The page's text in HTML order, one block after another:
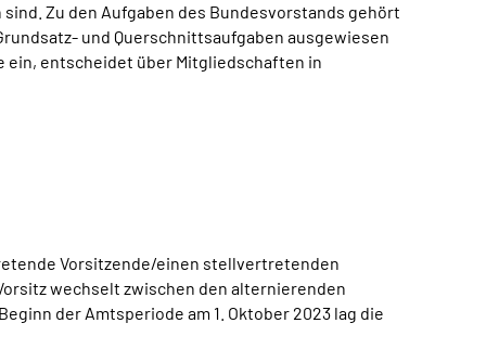
Zu den Aufgaben des Bundesvorstands gehört
und Querschnittsaufgaben ausgewiesen
ein, entscheidet über Mitgliedschaften in
Vorsitzende/einen stellvertretenden
wechselt zwischen den alternierenden
der Amtsperiode am 1. Oktober 2023 lag die